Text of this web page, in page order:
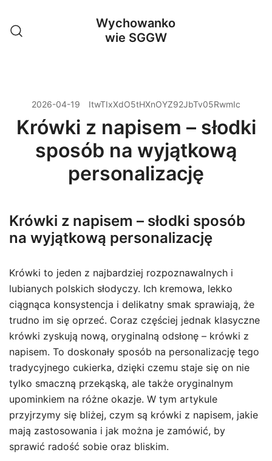
treści
Wychowanko
wie SGGW
2026-04-19 ItwTIxXdO5tHXnOYZ92JbTv05RwmIc
Krówki z napisem – słodki
sposób na wyjątkową
personalizację
Krówki z napisem – słodki sposób
na wyjątkową personalizację
Krówki to jeden z najbardziej rozpoznawalnych i
lubianych polskich słodyczy. Ich kremowa, lekko
ciągnąca konsystencja i delikatny smak sprawiają, że
trudno im się oprzeć. Coraz częściej jednak klasyczne
krówki zyskują nową, oryginalną odsłonę – krówki z
napisem. To doskonały sposób na personalizację tego
tradycyjnego cukierka, dzięki czemu staje się on nie
tylko smaczną przekąską, ale także oryginalnym
upominkiem na różne okazje. W tym artykule
przyjrzymy się bliżej, czym są krówki z napisem, jakie
mają zastosowania i jak można je zamówić, by
sprawić radość sobie oraz bliskim.